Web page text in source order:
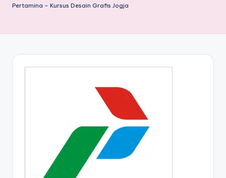
Pertamina – Kursus Desain Grafis Jogja